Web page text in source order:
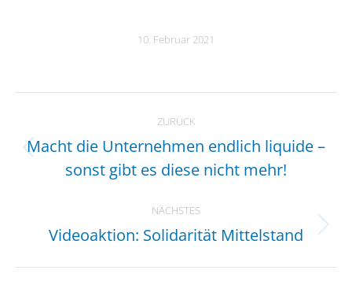
10. Februar 2021
Kommentarnavigation
ZURÜCK
Vorheriger
Beitrag:
Macht die Unternehmen endlich liquide –
sonst gibt es diese nicht mehr!
NÄCHSTES
Nächster
Videoaktion: Solidarität Mittelstand